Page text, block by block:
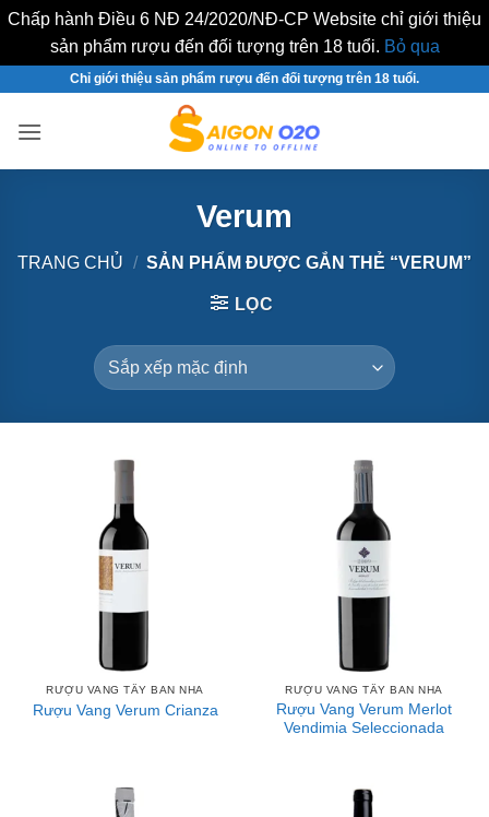
Chấp hành Điều 6 NĐ 24/2020/NĐ-CP Website chỉ giới thiệu
sản phẩm rượu đến đối tượng trên 18 tuổi. Bỏ qua
nội
Chỉ giới thiệu sản phẩm rượu đến đối tượng trên 18 tuổi.
Verum
TRANG CHỦ / SẢN PHẨM ĐƯỢC GẮN THẺ “VERUM”
LỌC
RƯỢU VANG TÂY BAN NHA
Rượu Vang Verum Crianza
RƯỢU VANG TÂY BAN NHA
Rượu Vang Verum Merlot
Vendimia Seleccionada